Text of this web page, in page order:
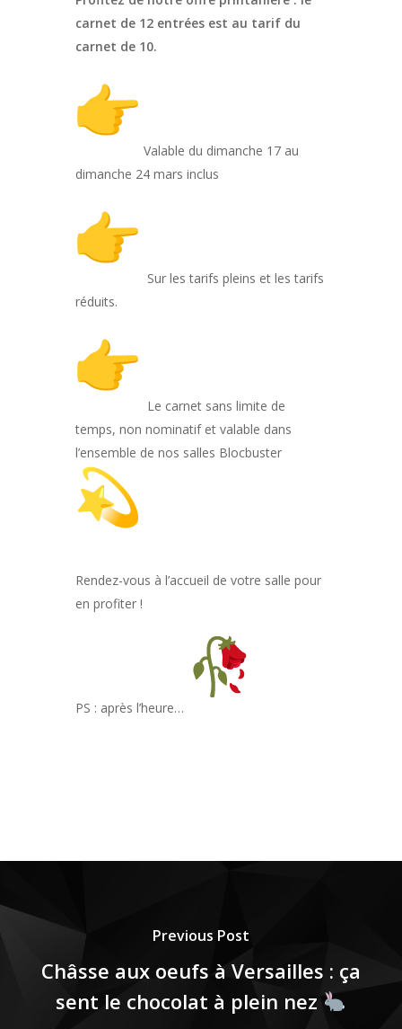
carnet de 12 entrées est au tarif du
carnet de 10.
Valable du dimanche 17 au
dimanche 24 mars inclus
Sur les tarifs pleins et les tarifs
réduits.
Le carnet sans limite de
temps, non nominatif et valable dans
l’ensemble de nos salles Blocbuster
Rendez-vous à l’accueil de votre salle pour
en profiter !
PS : après l’heure…
Previous Post
Châsse aux oeufs à Versailles : ça
sent le chocolat à plein nez